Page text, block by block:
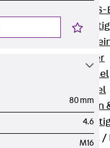
Dübel & Anker
Abhängemittel
Schraubmittel
Ankermuttern
Funktionserhalt
80 mm
4.6
M16